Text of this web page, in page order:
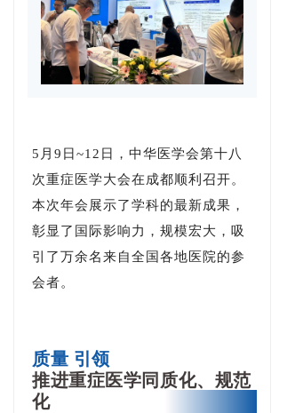
5月9日~12日，中华医学会第十八
次重症医学大会在成都顺利召开。
本次年会展示了学科的最新成果，
彰显了国际影响力，规模宏大，吸
引了万余名来自全国各地医院的参
会者。
质量 引领
推进重症医学同质化、规范
化